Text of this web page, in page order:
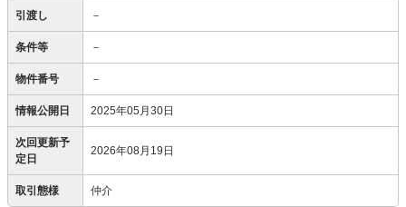
引渡し －
条件等 －
物件番号 －
情報公開日 2025年05月30日
次回更新予
定日
2026年08月19日
取引態様 仲介